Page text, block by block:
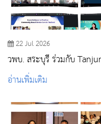
22 Jul 2026
วพบ. สระบุรี ร่วมกับ
Global Classroom
พยาบาลผู้ใหญ่และผู้สูงอายุ
อ่านเพิ่มเติม